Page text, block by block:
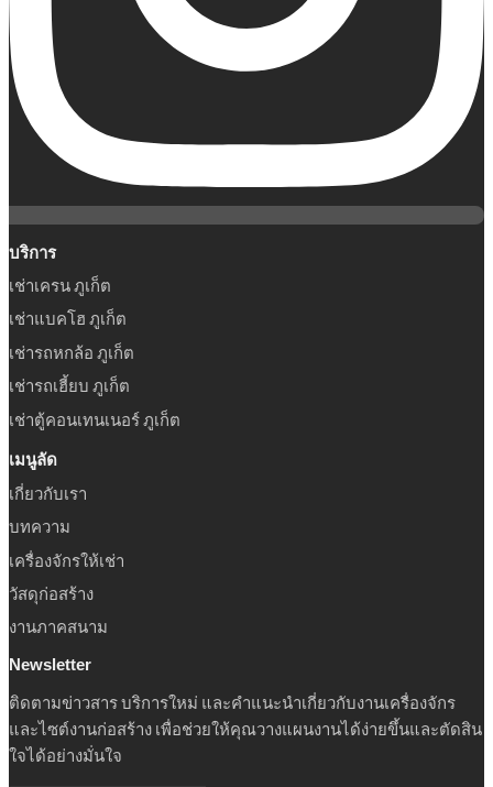
บริการ
เช่าเครน ภูเก็ต
เช่าแบคโฮ ภูเก็ต
เช่ารถหกล้อ ภูเก็ต
เช่ารถเฮี้ยบ ภูเก็ต
เช่าตู้คอนเทนเนอร์ ภูเก็ต
เมนูลัด
เกี่ยวกับเรา
บทความ
เครื่องจักรให้เช่า
วัสดุก่อสร้าง
งานภาคสนาม
Newsletter
ติดตามข่าวสาร บริการใหม่ และคำแนะนำเกี่ยวกับงานเครื่องจักร
และไซต์งานก่อสร้าง เพื่อช่วยให้คุณวางแผนงานได้ง่ายขึ้นและตัดสิน
ใจได้อย่างมั่นใจ